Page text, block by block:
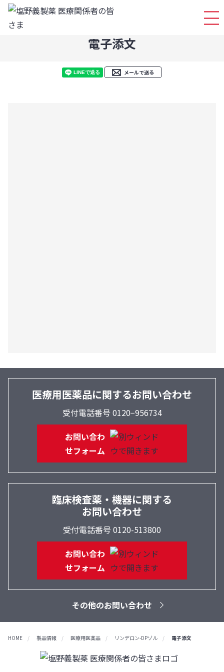
ログ
電子添文
メールで送る
医療用医薬品に関するお問い合わせ
受付電話番号 0120−956734
お問い合わ
せフォーム
臨床検査薬・機器に関する
お問い合わせ
受付電話番号 0120-513800
お問い合わ
せフォーム
その他のお問い合わせ
HOME 製品情報 医療用医薬品 リンデロン-DPゾル 電子添文